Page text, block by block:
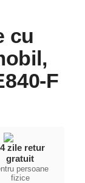
cu
F
zile retur
gratuit
persoane
fizice